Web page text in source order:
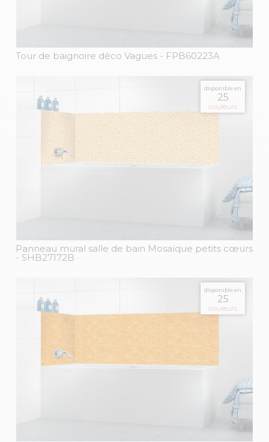
Tour de baignoire déco Vagues - FPB60223A
disponible en
25
couleurs
Panneau mural salle de bain Mosaïque petits cœurs
- SHB27172B
disponible en
25
couleurs